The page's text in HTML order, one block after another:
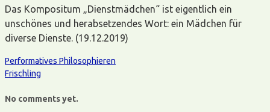
Das Kompositum „Dienstmädchen“ ist eigentlich ein
unschönes und herabsetzendes Wort: ein Mädchen für
diverse Dienste. (19.12.2019)
Performatives Philosophieren
Frischling
No comments yet.